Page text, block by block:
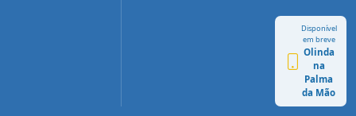
Disponível
em breve
Olinda
na
Palma
da Mão